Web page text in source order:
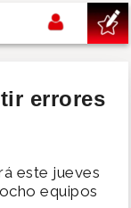
errores
este jueves
equipos